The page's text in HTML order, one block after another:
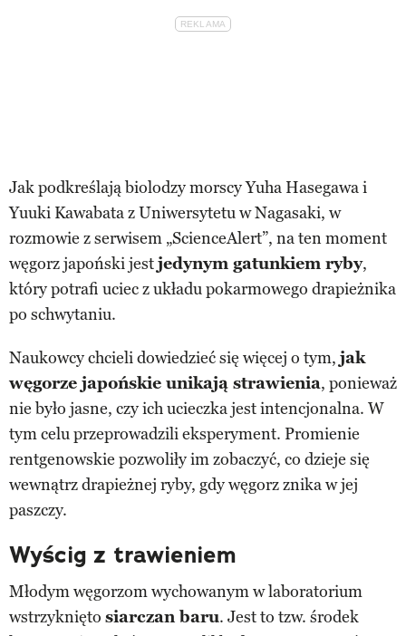
Jak podkreślają biolodzy morscy Yuha Hasegawa i
Yuuki Kawabata z Uniwersytetu w Nagasaki, w
rozmowie z serwisem „ScienceAlert”, na ten moment
węgorz japoński jestjedynym gatunkiem ryby,
który potrafi uciec z układu pokarmowego drapieżnika
po schwytaniu.
Naukowcy chcieli dowiedzieć się więcej o tym, jak
węgorze japońskie unikają strawienia, ponieważ
nie było jasne, czy ich ucieczka jest intencjonalna. W
tym celu przeprowadzili eksperyment. Promienie
rentgenowskie pozwoliły im zobaczyć, co dzieje się
wewnątrz drapieżnej ryby, gdy węgorz znika w jej
paszczy.
Wyścig z trawieniem
Młodym węgorzom wychowanym w laboratorium
wstrzyknięto siarczan baru. Jest to tzw. środek